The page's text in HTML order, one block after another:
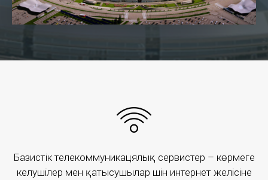
Базистік телекоммуникацялық сервистер – көрмеге
келушілер мен қатысушылар үшін интернет желісіне
«Энергодиспетчерлік тарту» (ЭДТ
АБЖ)